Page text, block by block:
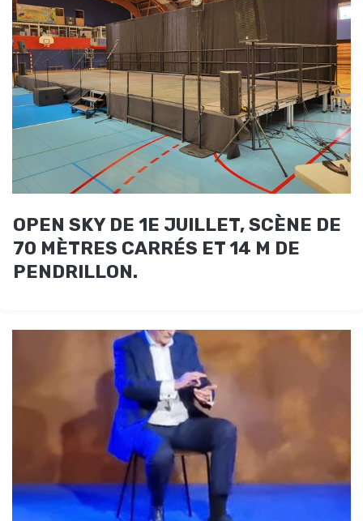
OPEN SKY DE 1E JUILLET, SCÈNE DE
70 MÈTRES CARRÉS ET 14 M DE
PENDRILLON.